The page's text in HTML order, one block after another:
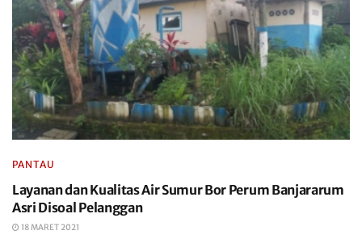
PANTAU
Layanan dan Kualitas Air Sumur Bor Perum Banjararum
Asri Disoal Pelanggan
18 MARET 2021